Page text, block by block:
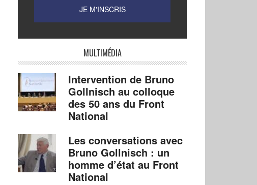
MULTIMÉDIA
Intervention de Bruno
Gollnisch au colloque
des 50 ans du Front
National
Les conversations avec
Bruno Gollnisch : un
homme d’état au Front
National